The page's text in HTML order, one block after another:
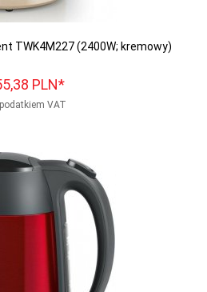
TWK4M227 (2400W; kremowy)
38 PLN*
VAT